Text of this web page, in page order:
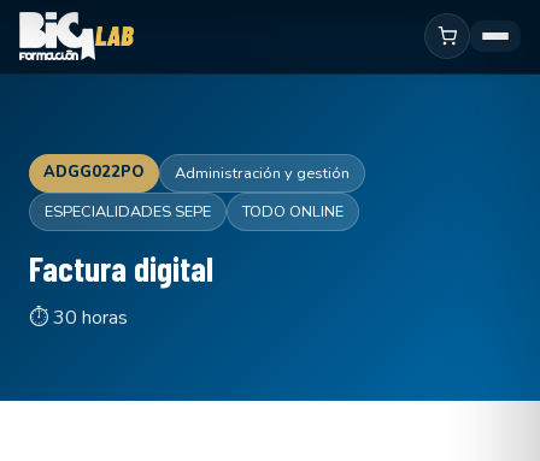
ADGG022PO
Administración y gestión
ESPECIALIDADES SEPE
TODO ONLINE
Factura digital
⏱ 30 horas